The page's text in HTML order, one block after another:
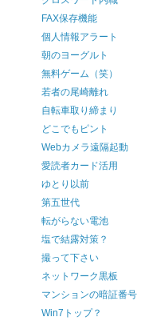
FAX保存機能
個人情報アラート
朝のヨーグルト
無料ゲーム（笑）
若者の尾崎離れ
自転車取り締まり
どこでもピント
Webカメラ遠隔起動
愛読者カード活用
ゆとり以前
第五世代
転がらない電池
塩で結露対策？
撮って下さい
ネットワーク黒板
マンションの暗証番号
Win7トップ？